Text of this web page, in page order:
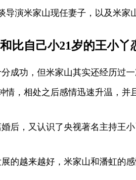
导演米家山现任妻子，以及米家
比自己小21岁的王小
成功，但米家山其实还经历过
情，相处之后感情迅速升温，并
后，又认识了央视著名主持王
的越来越好，米家山和潘虹的